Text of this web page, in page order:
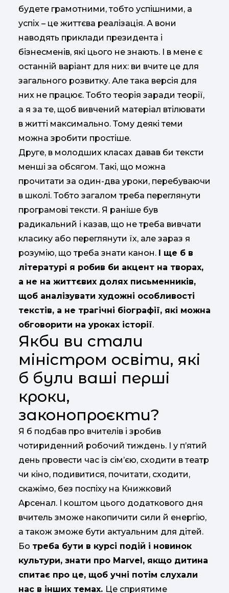
будете грамотними, тобто успішними, а
успіх – це життєва реалізація. А вони
наводять приклади президента і
бізнесменів, які цього не знають. І в мене є
останній варіант для них: ви вчите це для
загального розвитку. Але така версія для
них не працює. Тобто теорія заради теорії,
а я за те, щоб вивчений матеріал втілювати
в житті максимально. Тому деякі теми
можна зробити простіше.
Друге, в молодших класах давав би тексти
менші за обсягом. Такі, що можна
прочитати за один-два уроки, перебуваючи
в школі. Тобто загалом треба переглянути
програмові тексти. Я раніше був
радикальний і казав, що не треба вивчати
класику або переглянути їх, але зараз я
розумію, що треба знати канон. І ще б в
літературі я робив би акцент на творах,
а не на життєвих долях письменників,
щоб аналізувати художні особливості
текстів, а не трагічні біографії, які можна
обговорити на уроках історії.
Якби ви стали
міністром освіти, які
б були ваші перші
кроки,
законопроєкти?
Я б подбав про вчителів і зробив
чотириденний робочий тиждень. І у п’ятий
день провести час із сім’єю, сходити в театр
чи кіно, подивитися, почитати, сходити,
скажімо, без поспіху на Книжковий
Арсенал. І коштом цього додаткового дня
вчитель зможе накопичити сили й енергію,
а також зможе бути актуальним для дітей.
Бо треба бути в курсі подій і новинок
культури, знати про Marvel, якщо дитина
спитає про це, щоб учні потім слухали
нас в інших темах. Це сприятиме